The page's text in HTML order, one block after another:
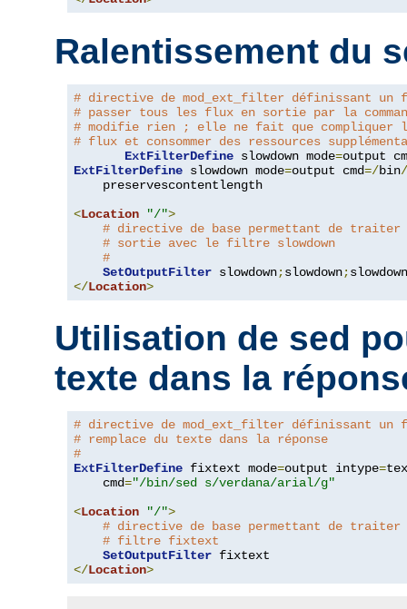
Ralentissement du
# directive de mod_ext_filter définissant
# passer tous les flux en sortie par la
# modifie rien ; elle ne fait que compliquer le
# flux et consommer des ressources
ExtFilterDefine slowdown mode=output
ExtFilterDefine slowdown mode=output cmd=/bin/
    preservescontentlength
<Location "/">
# directive de base permettant de
# sortie avec le filtre slowdown
#
SetOutputFilter slowdown;slowdown;
</Location>
Utilisation de sed
texte dans la
# directive de mod_ext_filter définissant
# remplace du texte dans la réponse
#
ExtFilterDefine fixtext mode=output intype=
    cmd
="/bin/sed s/verdana/arial/g"
<Location "/">
# directive de base permettant de
# filtre fixtext
SetOutputFilter
</Location>